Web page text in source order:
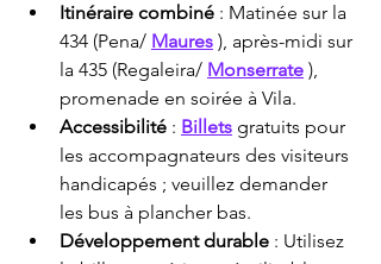
Itinéraire combiné : Matinée sur la
434 (Pena/ Maures ), après-midi sur
la 435 (Regaleira/ Monserrate ),
promenade en soirée à Vila.
Accessibilité : Billets gratuits pour
les accompagnateurs des visiteurs
handicapés ; veuillez demander
les bus à plancher bas.
Développement durable : Utilisez